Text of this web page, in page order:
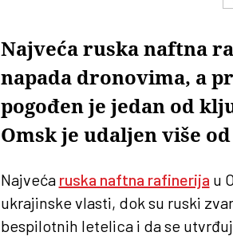
Najveća ruska naftna
napada dronovima, a
pogođen je jedan od
Omsk je udaljen više
Najveća ruska naftna rafinerija u
ukrajinske vlasti, dok su ruski
bespilotnih letelica i da se